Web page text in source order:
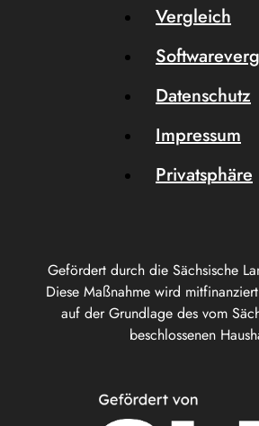
Gefördert durch die Sächsische
Diese Maßnahme wird
auf der Grundlage des vom
beschlossenen
Vergleich
Datenschutz
Impressum
Privatsphäre